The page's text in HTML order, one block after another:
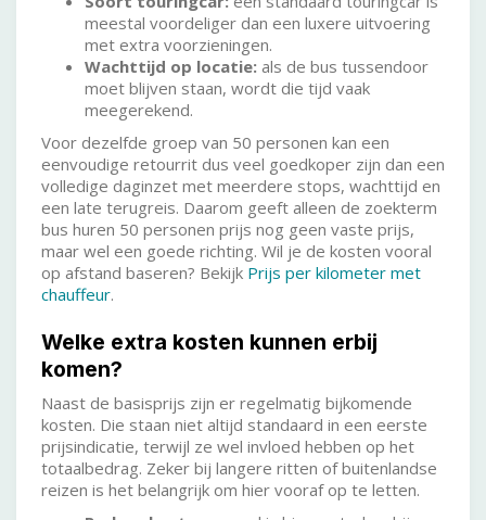
meestal voordeliger dan een luxere uitvoering
met extra voorzieningen.
Wachttijd op locatie: als de bus tussendoor
moet blijven staan, wordt die tijd vaak
meegerekend.
Voor dezelfde groep van 50 personen kan een
eenvoudige retourrit dus veel goedkoper zijn dan een
volledige daginzet met meerdere stops, wachttijd en
een late terugreis. Daarom geeft alleen de zoekterm
bus huren 50 personen prijs nog geen vaste prijs,
maar wel een goede richting. Wil je de kosten vooral
op afstand baseren? Bekijk Prijs per kilometer met
chauffeur.
Welke extra kosten kunnen erbij
komen?
Naast de basisprijs zijn er regelmatig bijkomende
kosten. Die staan niet altijd standaard in een eerste
prijsindicatie, terwijl ze wel invloed hebben op het
totaalbedrag. Zeker bij langere ritten of buitenlandse
reizen is het belangrijk om hier vooraf op te letten.